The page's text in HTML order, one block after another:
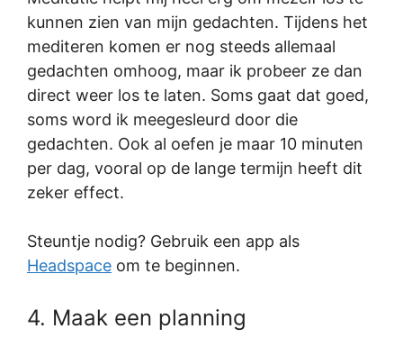
kunnen zien van mijn gedachten. Tijdens het
mediteren komen er nog steeds allemaal
gedachten omhoog, maar ik probeer ze dan
direct weer los te laten. Soms gaat dat goed,
soms word ik meegesleurd door die
gedachten. Ook al oefen je maar 10 minuten
per dag, vooral op de lange termijn heeft dit
zeker effect.
Steuntje nodig? Gebruik een app als
Headspace om te beginnen.
4. Maak een planning